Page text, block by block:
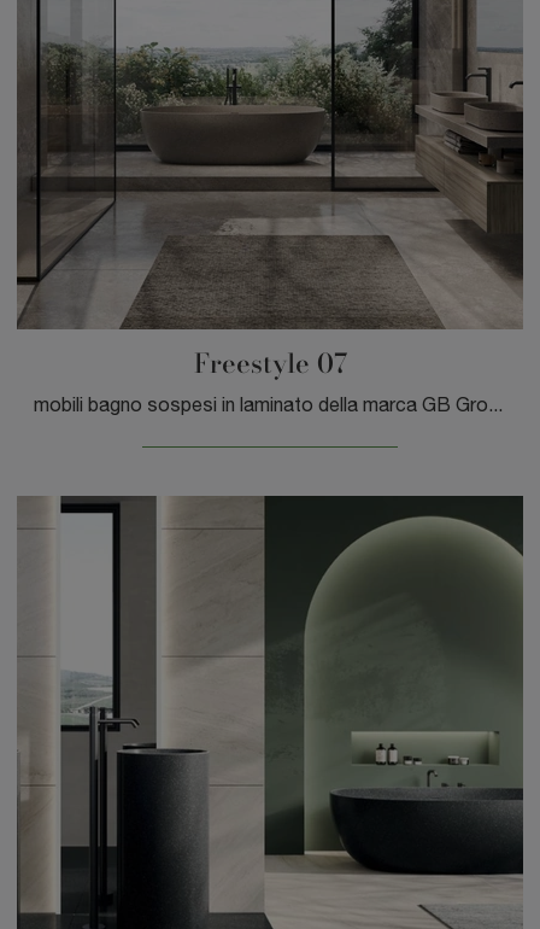
Freestyle 07
mobili bagno sospesi in laminato della marca GB Group: clicca e scopri l'arredo bagno moderno Freestyle 07 per il bagno di casa.